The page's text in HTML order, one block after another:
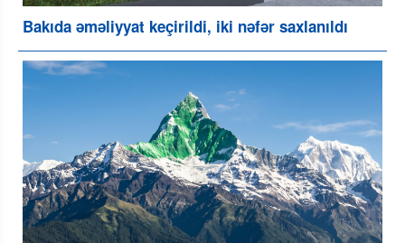
Bakıda əməliyyat keçirildi, iki nəfər saxlanıldı